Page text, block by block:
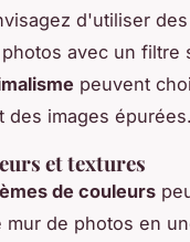
d'utiliser
avec un filtre
peuvent
des images épurées.
et textures
de couleurs
mur de photos en